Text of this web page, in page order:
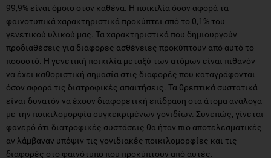
99,9% είναι όμοιο στον καθένα. Η ποικιλία όσον αφορά τα
φαινοτυπικά χαρακτηριστικά προκύπτει από το 0,1% του
γενετικού υλικού μας. Τα χαρακτηριστικά που δημιουργούν
προδιαθέσεις για διάφορες ασθένειες προκύπτουν από αυτό το
ποσοστό. Η γενετική ποικιλία μεταξύ των ατόμων είναι πιθανόν
να έχει καθοριστική σημασία στις διαφορές που καταγράφονται
όσον αφορά τις διατροφικές απαιτήσεις. Τα θρεπτικά συστατικά
είναι δυνατόν να έχουν διαφορετική επίδραση στα άτομα ανάλογα
με την ποικιλομορφία συγκεκριμένων γονιδίων. Συνεπώς, γίνεται
φανερό ότι διατροφικές συστάσεις θα ήταν πιο αποτελεσματικές
αν λάμβαναν υπόψιν τις γονιδιακές ποικιλομορφίες και τις
διαφορές στο φαινότυπο που προκύπτουν από αυτές.